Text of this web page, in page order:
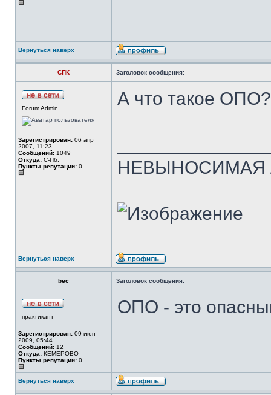
Вернуться наверх
СПК Заголовок сообщения:
Forum Admin
Зарегистрирован: 06 апр
2007, 11:23
Сообщений: 1049
Откуда: С-Пб.
Пункты репутации: 0
А что такое ОПО?
НЕВЫНОСИМАЯ
Вернуться наверх
bec Заголовок сообщения:
практикант
Зарегистрирован: 09 июн
2009, 05:44
Сообщений: 12
Откуда: КЕМЕРОВО
Пункты репутации: 0
ОПО - это
Вернуться наверх